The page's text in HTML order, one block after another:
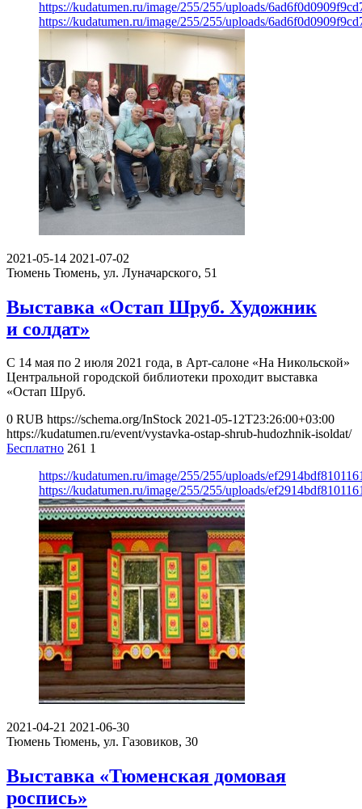
https://kudatumen.ru/image/255/255/uploads/
https://kudatumen.ru/image/255/255/uploads/
2021-05-14 2021-07-02
Тюмень Тюмень, ул. Луначарского, 51
Выставка «Остап Шруб. Художник
и солдат»
С 14 мая по 2 июля 2021 года, в Арт-салоне «На Никольской»
Центральной городской библиотеки проходит выставка
«Остап Шруб.
0 RUB https://schema.org/InStock 2021-05-12T23:26:00+03:00
https://kudatumen.ru/event/vystavka-ostap-shrub-hudozhnik-isoldat/
Бесплатно 261 1
https://kudatumen.ru/image/255/255/uploads/
https://kudatumen.ru/image/255/255/uploads/
2021-04-21 2021-06-30
Тюмень Тюмень, ул. Газовиков, 30
Выставка «Тюменская домовая
роспись»